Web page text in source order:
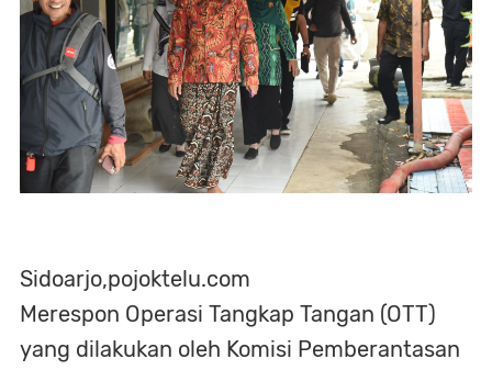
Sidoarjo,pojoktelu.com
Merespon Operasi Tangkap Tangan (OTT)
yang dilakukan oleh Komisi Pemberantasan